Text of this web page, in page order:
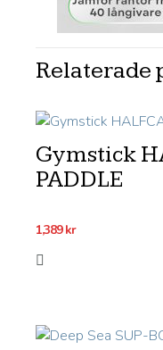
Relaterade
Gymstick
PADDLE
1,389kr